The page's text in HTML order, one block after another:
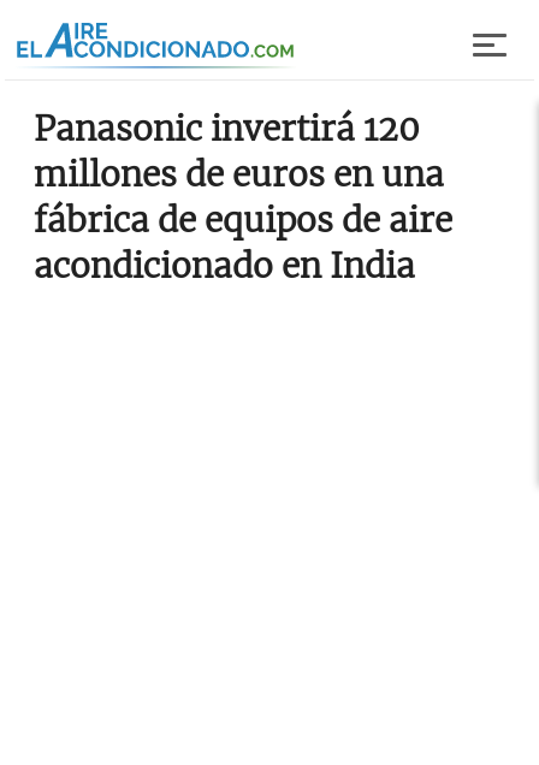
Panasonic invertirá 120
millones de euros en una
fábrica de equipos de aire
acondicionado en India